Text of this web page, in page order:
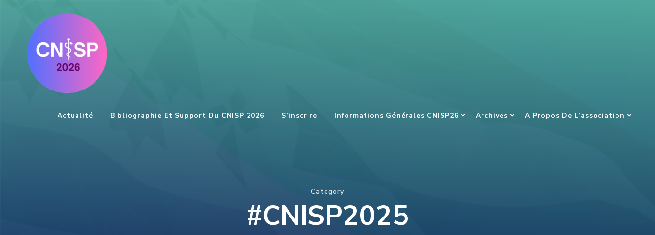
contenu
(Pressez
Entrée)
Actualité Bibliographie Et Support Du CNISP 2026 S’inscrire Informations Générales CNISP26 Archives A Propos De L’association
Category
#CNISP2025